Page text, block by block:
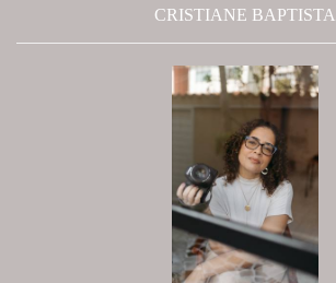
CRISTIANE BAPTISTA